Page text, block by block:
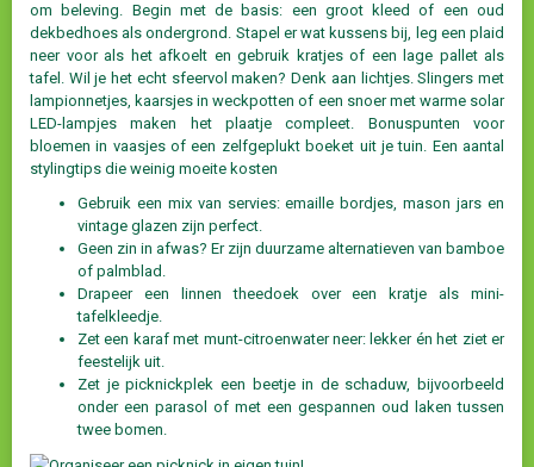
om beleving. Begin met de basis: een groot kleed of een oud
dekbedhoes als ondergrond. Stapel er wat kussens bij, leg een plaid
neer voor als het afkoelt en gebruik kratjes of een lage pallet als
tafel. Wil je het echt sfeervol maken? Denk aan lichtjes. Slingers met
lampionnetjes, kaarsjes in weckpotten of een snoer met warme solar
LED-lampjes maken het plaatje compleet. Bonuspunten voor
bloemen in vaasjes of een zelfgeplukt boeket uit je tuin. Een aantal
stylingtips die weinig moeite kosten
Gebruik een mix van servies: emaille bordjes, mason jars en
vintage glazen zijn perfect.
Geen zin in afwas? Er zijn duurzame alternatieven van bamboe
of palmblad.
Drapeer een linnen theedoek over een kratje als mini-
tafelkleedje.
Zet een karaf met munt-citroenwater neer: lekker én het ziet er
feestelijk uit.
Zet je picknickplek een beetje in de schaduw, bijvoorbeeld
onder een parasol of met een gespannen oud laken tussen
twee bomen.